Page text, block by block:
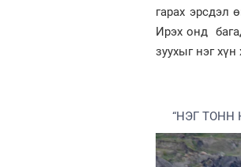
гарах эрсдэл
Ирэх онд
зуухыг нэг
“НЭГ